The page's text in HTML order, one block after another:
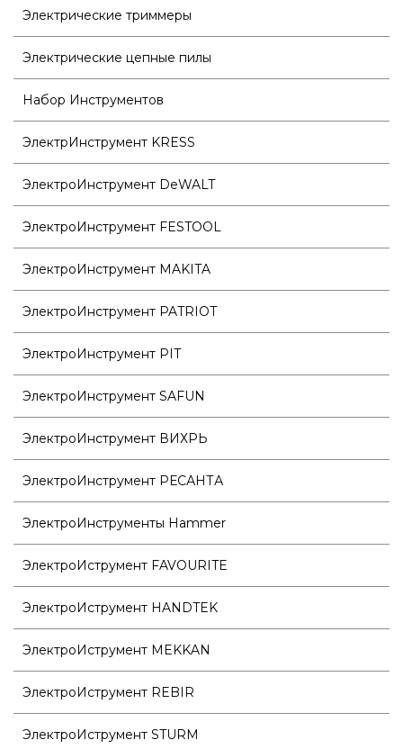
Электрические триммеры
Электрические цепные пилы
Набор Инструментов
ЭлектрИнструмент KRESS
ЭлектроИнструмент DeWALT
ЭлектроИнструмент FESTOOL
ЭлектроИнструмент MAKITA
ЭлектроИнструмент PATRIOT
ЭлектроИнструмент PIT
ЭлектроИнструмент SAFUN
ЭлектроИнструмент ВИХРЬ
ЭлектроИнструмент РЕСАНТА
ЭлектроИнструменты Hammer
ЭлектроИструмент FAVOURITE
ЭлектроИструмент HANDTEK
ЭлектроИструмент MEKKAN
ЭлектроИструмент REBIR
ЭлектроИструмент STURM